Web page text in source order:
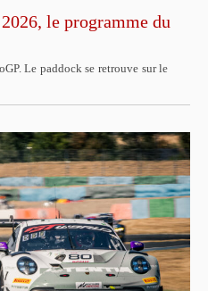
le programme du
Le paddock se retrouve sur le